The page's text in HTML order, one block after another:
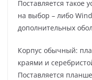
Поставляется такое
на выбор – либо
дополнительных
Корпус обычный:
краями и
Поставляется